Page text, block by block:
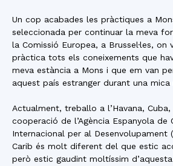
Un cop acabades les pràctiques a
seleccionada per continuar la meva
la Comissió Europea, a Brussel·les, on
pràctica tots els coneixements que
meva estància a Mons i que em van
aquest país estranger durant una
Actualment, treballo a l’Havana,
cooperació de l’Agència Espanyola de
Internacional per al Desenvolupament
Carib és molt diferent del que estic
però estic gaudint moltíssim